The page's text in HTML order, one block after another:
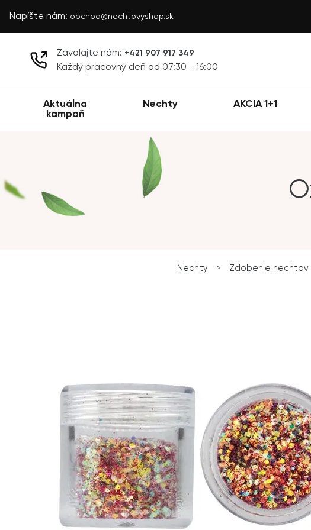
Napíšte nám: obchod@nechtovyshop.sk
Zavolajte nám: +421 907 917 349
Každý pracovný deň od 07:30 - 16:00
Aktuálna
kampaň
Nechty AKCIA 1+1
Nechty > Zdobenie nechtov